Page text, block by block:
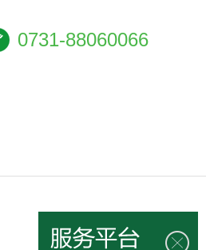
0731-88060066